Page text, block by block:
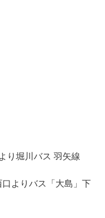
り堀川バス 羽矢線
よりバス「大島」下